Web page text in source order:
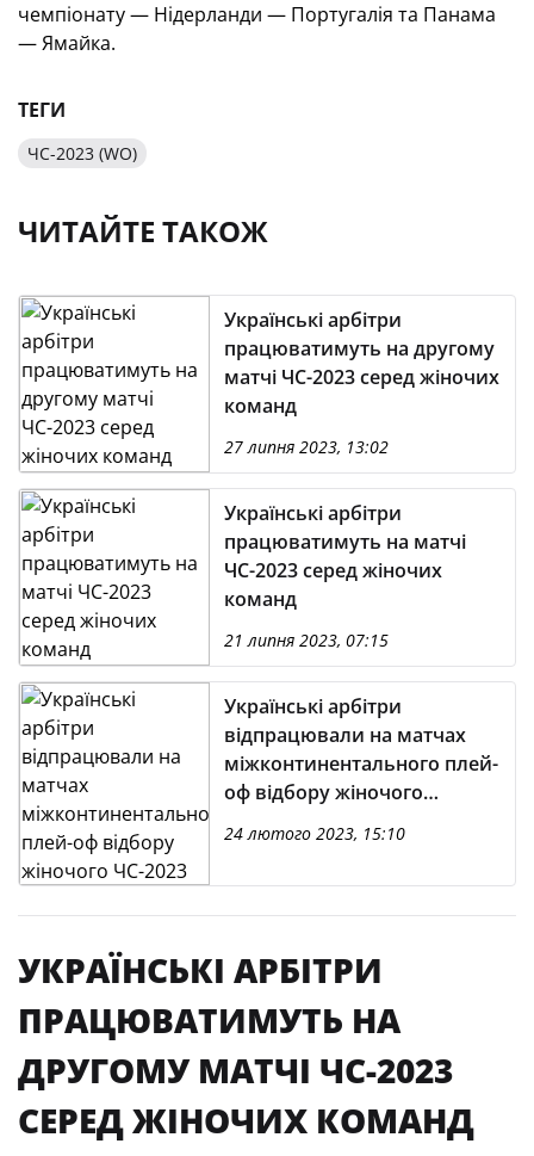
чемпіонату — Нідерланди — Португалія та Панама
— Ямайка.
ТЕГИ
ЧС-2023 (WO)
ЧИТАЙТЕ ТАКОЖ
Українські арбітри
працюватимуть на другому
матчі ЧС-2023 серед жіночих
команд
27 липня 2023, 13:02
Українські арбітри
працюватимуть на матчі
ЧС-2023 серед жіночих
команд
21 липня 2023, 07:15
Українські арбітри
відпрацювали на матчах
міжконтинентального плей-
оф відбору жіночого
24 лютого 2023, 15:10
УКРАЇНСЬКІ АРБІТРИ
ПРАЦЮВАТИМУТЬ НА
ДРУГОМУ МАТЧІ ЧС-2023
СЕРЕД ЖІНОЧИХ КОМАНД